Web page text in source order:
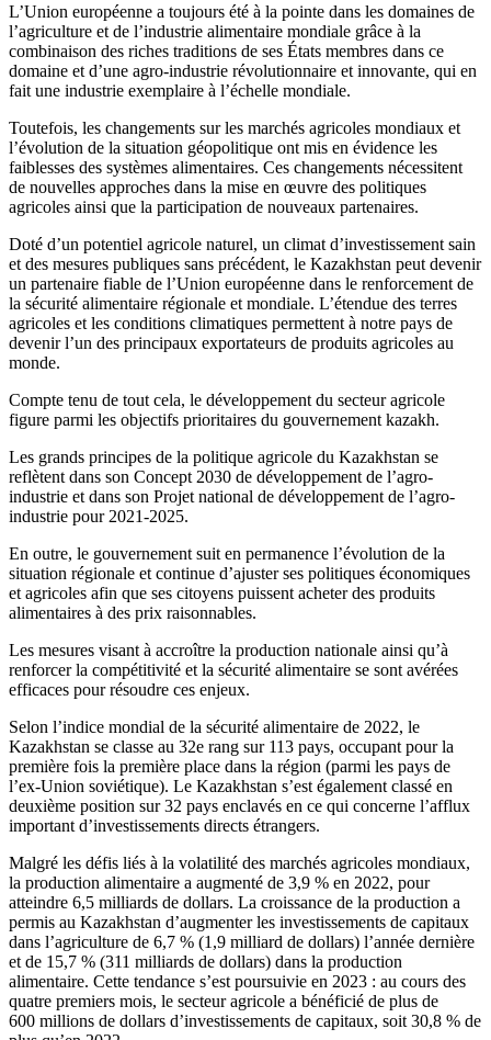
L’Union européenne a toujours été à la pointe dans les domaines de
l’agriculture et de l’industrie alimentaire mondiale grâce à la
combinaison des riches traditions de ses États membres dans ce
domaine et d’une agro-industrie révolutionnaire et innovante, qui en
fait une industrie exemplaire à l’échelle mondiale.
Toutefois, les changements sur les marchés agricoles mondiaux et
l’évolution de la situation géopolitique ont mis en évidence les
faiblesses des systèmes alimentaires. Ces changements nécessitent
de nouvelles approches dans la mise en œuvre des politiques
agricoles ainsi que la participation de nouveaux partenaires.
Doté d’un potentiel agricole naturel, un climat d’investissement sain
et des mesures publiques sans précédent, le Kazakhstan peut devenir
un partenaire fiable de l’Union européenne dans le renforcement de
la sécurité alimentaire régionale et mondiale. L’étendue des terres
agricoles et les conditions climatiques permettent à notre pays de
devenir l’un des principaux exportateurs de produits agricoles au
monde.
Compte tenu de tout cela, le développement du secteur agricole
figure parmi les objectifs prioritaires du gouvernement kazakh.
Les grands principes de la politique agricole du Kazakhstan se
reflètent dans son Concept 2030 de développement de l’agro-
industrie et dans son Projet national de développement de l’agro-
industrie pour 2021-2025.
En outre, le gouvernement suit en permanence l’évolution de la
situation régionale et continue d’ajuster ses politiques économiques
et agricoles afin que ses citoyens puissent acheter des produits
alimentaires à des prix raisonnables.
Les mesures visant à accroître la production nationale ainsi qu’à
renforcer la compétitivité et la sécurité alimentaire se sont avérées
efficaces pour résoudre ces enjeux.
Selon l’indice mondial de la sécurité alimentaire de 2022, le
Kazakhstan se classe au 32e rang sur 113 pays, occupant pour la
première fois la première place dans la région (parmi les pays de
l’ex-Union soviétique). Le Kazakhstan s’est également classé en
deuxième position sur 32 pays enclavés en ce qui concerne l’afflux
important d’investissements directs étrangers.
Malgré les défis liés à la volatilité des marchés agricoles mondiaux,
la production alimentaire a augmenté de 3,9 % en 2022, pour
atteindre 6,5 milliards de dollars. La croissance de la production a
permis au Kazakhstan d’augmenter les investissements de capitaux
dans l’agriculture de 6,7 % (1,9 milliard de dollars) l’année dernière
et de 15,7 % (311 milliards de dollars) dans la production
alimentaire. Cette tendance s’est poursuivie en 2023 : au cours des
quatre premiers mois, le secteur agricole a bénéficié de plus de
600 millions de dollars d’investissements de capitaux, soit 30,8 % de